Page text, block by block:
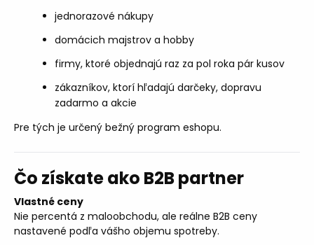
jednorazové nákupy
domácich majstrov a hobby
firmy, ktoré objednajú raz za pol roka pár kusov
zákazníkov, ktorí hľadajú darčeky, dopravu
zadarmo a akcie
Pre tých je určený bežný program eshopu.
Čo získate ako B2B partner
Vlastné ceny
Nie percentá z maloobchodu, ale reálne B2B ceny
nastavené podľa vášho objemu spotreby.